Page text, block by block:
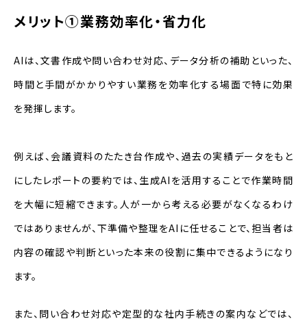
メリット①業務効率化・省力化
AIは、文書作成や問い合わせ対応、データ分析の補助といった、
時間と手間がかかりやすい業務を効率化する場面で特に効果
を発揮します。
例えば、会議資料のたたき台作成や、過去の実績データをもと
にしたレポートの要約では、生成AIを活用することで作業時間
を大幅に短縮できます。人が一から考える必要がなくなるわけ
ではありませんが、下準備や整理をAIに任せることで、担当者は
内容の確認や判断といった本来の役割に集中できるようになり
ます。
また、問い合わせ対応や定型的な社内手続きの案内などでは、